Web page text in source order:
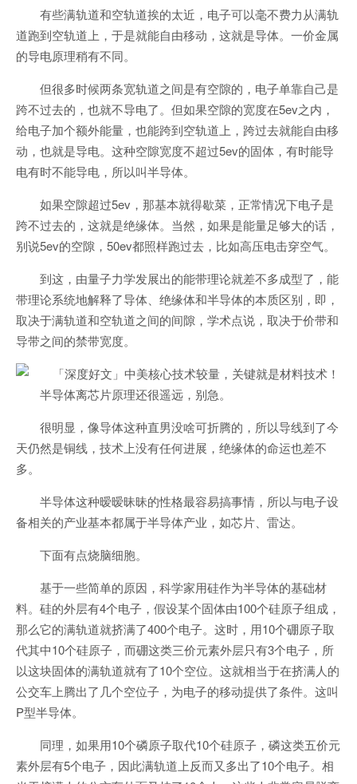
有些满轨道和空轨道挨的太近，电子可以毫不费力从满轨
道跑到空轨道上，于是就能自由移动，这就是导体。一价金属
的导电原理稍有不同。
但很多时候两条宽轨道之间是有空隙的，电子单靠自己是
跨不过去的，也就不导电了。但如果空隙的宽度在5ev之内，
给电子加个额外能量，也能跨到空轨道上，跨过去就能自由移
动，也就是导电。这种空隙宽度不超过5ev的固体，有时能导
电有时不能导电，所以叫半导体。
如果空隙超过5ev，那基本就得歇菜，正常情况下电子是
跨不过去的，这就是绝缘体。当然，如果是能量足够大的话，
别说5ev的空隙，50ev都照样跑过去，比如高压电击穿空气。
到这，由量子力学发展出的能带理论就差不多成型了，能
带理论系统地解释了导体、绝缘体和半导体的本质区别，即，
取决于满轨道和空轨道之间的间隙，学术点说，取决于价带和
导带之间的禁带宽度。
半导体离芯片原理还很遥远，别急。
很明显，像导体这种直男没啥可折腾的，所以导线到了今
天仍然是铜线，技术上没有任何进展，绝缘体的命运也差不
多。
半导体这种暧暧昧昧的性格最容易搞事情，所以与电子设
备相关的产业基本都属于半导体产业，如芯片、雷达。
下面有点烧脑细胞。
基于一些简单的原因，科学家用硅作为半导体的基础材
料。硅的外层有4个电子，假设某个固体由100个硅原子组成，
那么它的满轨道就挤满了400个电子。这时，用10个硼原子取
代其中10个硅原子，而硼这类三价元素外层只有3个电子，所
以这块固体的满轨道就有了10个空位。这就相当于在挤满人的
公交车上腾出了几个空位子，为电子的移动提供了条件。这叫
P型半导体。
同理，如果用10个磷原子取代10个硅原子，磷这类五价元
素外层有5个电子，因此满轨道上反而又多出了10个电子。相